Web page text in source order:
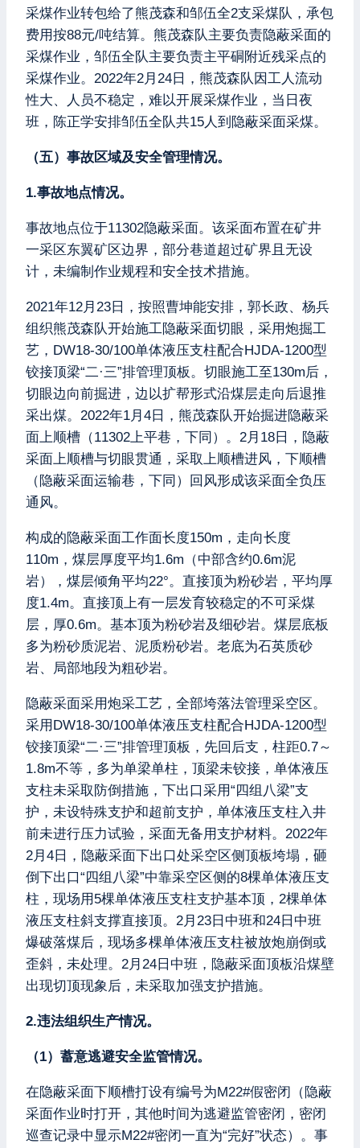
采煤作业转包给了熊茂森和邹伍全2支采煤队，承包
费用按88元/吨结算。熊茂森队主要负责隐蔽采面的
采煤作业，邹伍全队主要负责主平硐附近残采点的
采煤作业。2022年2月24日，熊茂森队因工人流动
性大、人员不稳定，难以开展采煤作业，当日夜
班，陈正学安排邹伍全队共15人到隐蔽采面采煤。
（五）事故区域及安全管理情况。
1.事故地点情况。
事故地点位于11302隐蔽采面。该采面布置在矿井
一采区东翼矿区边界，部分巷道超过矿界且无设
计，未编制作业规程和安全技术措施。
2021年12月23日，按照曹坤能安排，郭长政、杨兵
组织熊茂森队开始施工隐蔽采面切眼，采用炮掘工
艺，DW18-30/100单体液压支柱配合HJDA-1200型
铰接顶梁“二·三”排管理顶板。切眼施工至130m后，
切眼边向前掘进，边以扩帮形式沿煤层走向后退推
采出煤。2022年1月4日，熊茂森队开始掘进隐蔽采
面上顺槽（11302上平巷，下同）。2月18日，隐蔽
采面上顺槽与切眼贯通，采取上顺槽进风，下顺槽
（隐蔽采面运输巷，下同）回风形成该采面全负压
通风。
构成的隐蔽采面工作面长度150m，走向长度
110m，煤层厚度平均1.6m（中部含约0.6m泥
岩），煤层倾角平均22°。直接顶为粉砂岩，平均厚
度1.4m。直接顶上有一层发育较稳定的不可采煤
层，厚0.6m。基本顶为粉砂岩及细砂岩。煤层底板
多为粉砂质泥岩、泥质粉砂岩。老底为石英质砂
岩、局部地段为粗砂岩。
隐蔽采面采用炮采工艺，全部垮落法管理采空区。
采用DW18-30/100单体液压支柱配合HJDA-1200型
铰接顶梁“二·三”排管理顶板，先回后支，柱距0.7～
1.8m不等，多为单梁单柱，顶梁未铰接，单体液压
支柱未采取防倒措施，下出口采用“四组八梁”支
护，未设特殊支护和超前支护，单体液压支柱入井
前未进行压力试验，采面无备用支护材料。2022年
2月4日，隐蔽采面下出口处采空区侧顶板垮塌，砸
倒下出口“四组八梁”中靠采空区侧的8棵单体液压支
柱，现场用5棵单体液压支柱支护基本顶，2棵单体
液压支柱斜支撑直接顶。2月23日中班和24日中班
爆破落煤后，现场多棵单体液压支柱被放炮崩倒或
歪斜，未处理。2月24日中班，隐蔽采面顶板沿煤壁
出现切顶现象后，未采取加强支护措施。
2.违法组织生产情况。
（1）蓄意逃避安全监管情况。
在隐蔽采面下顺槽打设有编号为M22#假密闭（隐蔽
采面作业时打开，其他时间为逃避监管密闭，密闭
巡查记录中显示M22#密闭一直为“完好”状态）。事